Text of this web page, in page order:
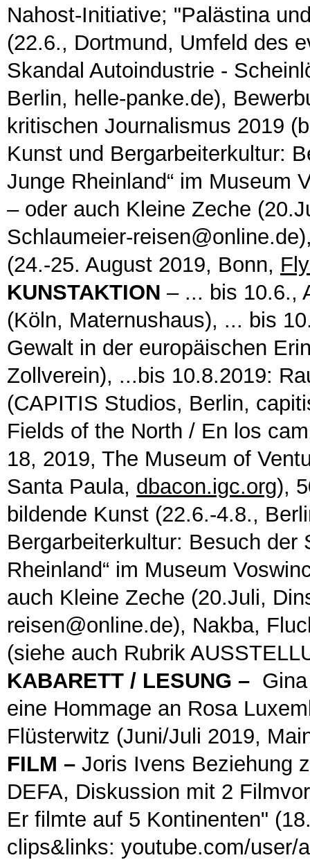
Nahost-Initiative; "Palästina
(22.6., Dortmund, Umfeld des
Skandal Autoindustrie -
Berlin, helle-panke.de),
kritischen Journalismus 2019
Kunst und Bergarbeiterkultur:
Junge Rheinland“ im Museum
– oder auch Kleine Zeche
Schlaumeier-
(24.-25. August 2019, Bonn,
KUNSTAKTION – ... bis 10.6.,
(Köln, Maternushaus), ... bis
Gewalt in der europäischen
Zollverein), ...bis 10.8.2019:
(CAPITIS Studios, Berlin,
Fields of the North / En los
18, 2019, The Museum of
Santa Paula, dbacon.igc.org),
bildende Kunst (22.6.-4.8.,
Bergarbeiterkultur: Besuch der
Rheinland“ im Museum
auch Kleine Zeche (20.Juli,
reisen@online.de), Nakba,
(siehe auch Rubrik
KABARETT / LESUNG –
eine Hommage an Rosa
Flüsterwitz (Juni/Juli 2019,
FILM – Joris Ivens Beziehung
DEFA, Diskussion mit 2
Er filmte auf 5 Kontinenten"
clips&links: youtube.com/user/